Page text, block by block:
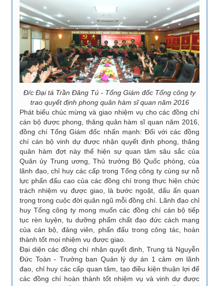
Đ/c Đại tá Trần Đăng Tú - Tổng Giám đốc Tổng công ty
trao quyết định phong quân hàm sĩ quan năm 2016
Phát biểu chúc mừng và giao nhiệm vụ cho các đồng chí
cán bộ được phong, thăng quân hàm sĩ quan năm 2016,
đồng chí Tổng Giám đốc nhấn mạnh: Đối với các đồng
chí cán bộ vinh dự được nhận quyết định phong, thăng
quân hàm đợt này thể hiện sự quan tâm sâu sắc của
Quân ủy Trung ương, Thủ trưởng Bộ Quốc phòng, của
lãnh đạo, chỉ huy các cấp trong Tổng công ty cùng sự nỗ
lực phấn đấu cao của các đồng chí trong thực hiện chức
trách nhiệm vụ được giao, là bước ngoặt, dấu ấn quan
trọng trong cuộc đời quân ngũ mỗi đồng chí. Lãnh đạo chỉ
huy Tổng công ty mong muốn các đồng chí cán bộ tiếp
tục rèn luyện, tu dưỡng phẩm chất đạo đức cách mạng
của cán bộ, đảng viên, phấn đấu trong công tác, hoàn
thành tốt mọi nhiệm vụ được giao.
Đại diện các đồng chí nhận quyết định, Trung tá Nguyễn
Đức Toàn - Trưởng ban Quản lý dự án 1 cảm ơn lãnh
đạo, chỉ huy các cấp quan tâm, tạo điều kiện thuận lợi để
các đồng chí hoàn thành tốt nhiệm vụ và vinh dự được